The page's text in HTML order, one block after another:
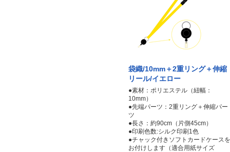
袋織/10mm＋2重リング＋伸縮
リール/イエロー
●素材：ポリエステル（紐幅：
10mm）
●先端パーツ：2重リング＋伸縮パー
ツ
●長さ：約90cm（片側45cm）
●印刷色数:シルク印刷1色
●チャック付きソフトカードケースを
お付けします（適合用紙サイズ